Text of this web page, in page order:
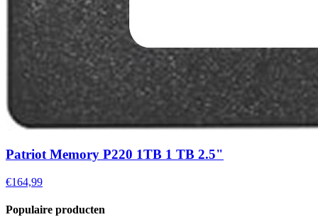
Patriot Memory P220 1TB 1 TB 2.5"
€164,99
Populaire producten